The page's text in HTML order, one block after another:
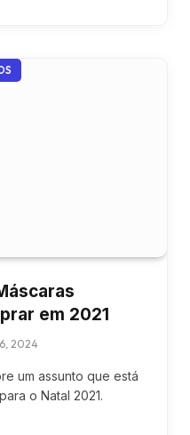
em 2021
2024
um assunto que está
o Natal 2021.